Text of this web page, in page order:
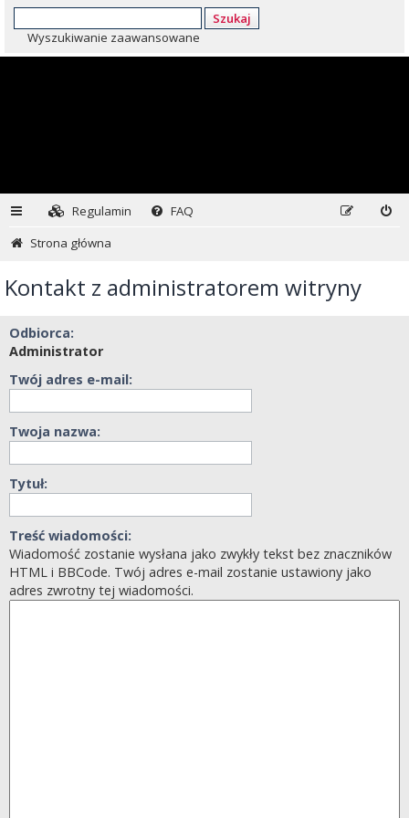
Szukaj
Wyszukiwanie zaawansowane
Regulamin
FAQ
Strona główna
Kontakt z administratorem witryny
Odbiorca:
Administrator
Twój adres e-mail:
Twoja nazwa:
Tytuł:
Treść wiadomości:
Wiadomość zostanie wysłana jako zwykły tekst bez znaczników
HTML i BBCode. Twój adres e-mail zostanie ustawiony jako
adres zwrotny tej wiadomości.